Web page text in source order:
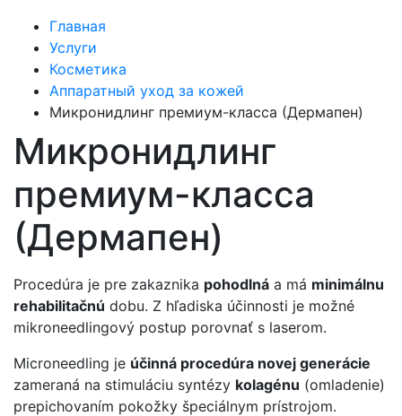
Главная
Услуги
Косметика
Аппаратный уход за кожей
Микронидлинг премиум-класса (Дермапен)
Микронидлинг
премиум-класса
(Дермапен)
Procedúra je pre zakaznika pohodlná a má minimálnu
rehabilitačnú dobu. Z hľadiska účinnosti je možné
mikroneedlingový postup porovnať s laserom.
Microneedling je účinná procedúra novej generácie
zameraná na stimuláciu syntézy kolagénu (omladenie)
prepichovaním pokožky špeciálnym prístrojom.